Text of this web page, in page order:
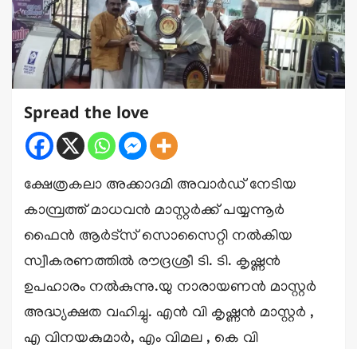
Spread the love
ക്ഷേത്രകലാ അക്കാദമി അവാർഡ് നേടിയ
കാമ്പ്രത്ത് മാധവൻ മാസ്റ്റർക്ക് പയ്യന്നൂർ
ഫൈൻ ആർട്സ് സൊസൈറ്റി നൽകിയ
സ്വീകരണത്തിൽ രൗദ്രശ്രീ ടി. ടി. കൃഷ്ണൻ
ഉപഹാരം നൽകുന്നു.യു നാരായണൻ മാസ്റ്റർ
അദ്ധ്യക്ഷത വഹിച്ചു. എൻ വി കൃഷ്ണൻ മാസ്റ്റർ ,
എ വിനയകുമാർ, എം വിമല , കെ വി